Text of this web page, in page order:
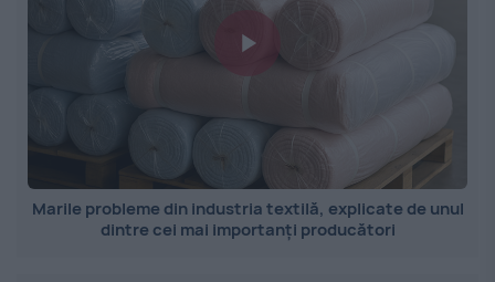
Marile probleme din industria textilă, explicate de unul
dintre cei mai importanți producători